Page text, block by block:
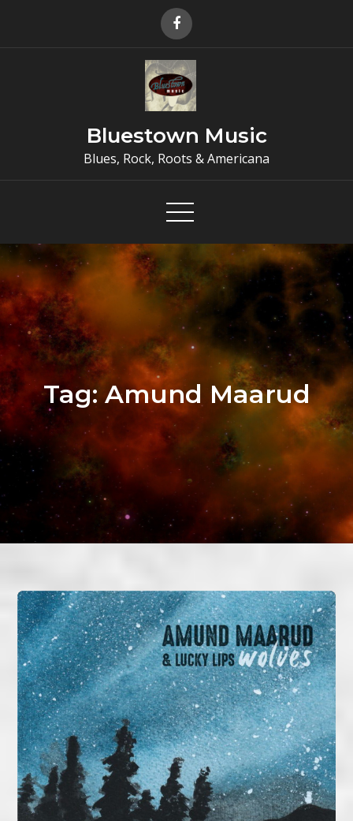
Bluestown Music
Blues, Rock, Roots & Americana
Tag:Amund Maarud